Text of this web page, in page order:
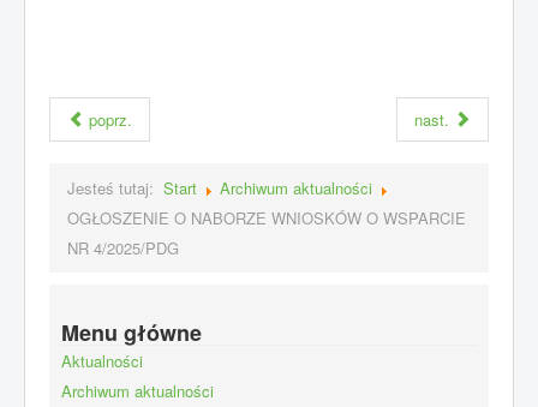
poprz. nast.
Jesteś tutaj: Start
Archiwum aktualności
OGŁOSZENIE O NABORZE WNIOSKÓW O WSPARCIE
NR 4/2025/PDG
Menu główne
Aktualności
Archiwum aktualności